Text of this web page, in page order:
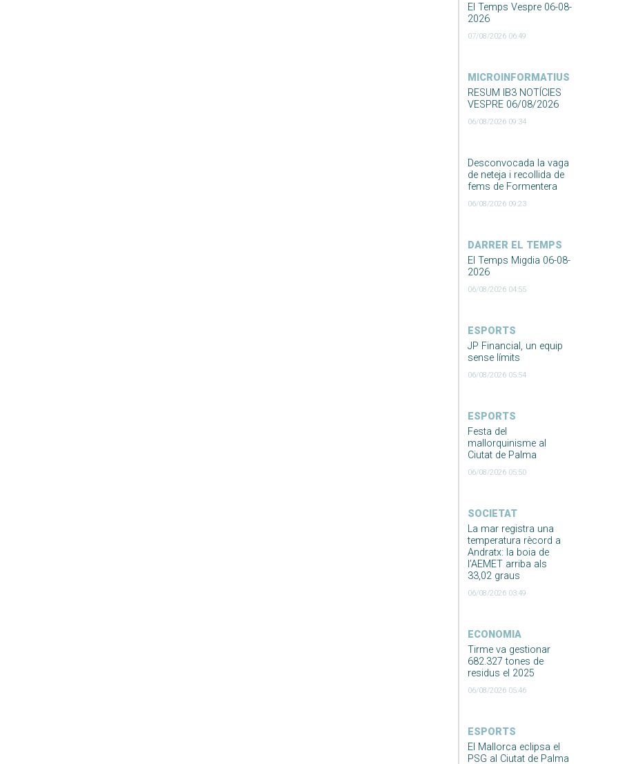
El Temps Vespre 06-08-
2026
07/08/2026 06:49
MICROINFORMATIUS
RESUM IB3 NOTÍCIES
VESPRE 06/08/2026
06/08/2026 09:34
Desconvocada la vaga
de neteja i recollida de
fems de Formentera
06/08/2026 09:23
DARRER EL TEMPS
El Temps Migdia 06-08-
2026
06/08/2026 04:55
ESPORTS
JP Financial, un equip
sense límits
06/08/2026 05:54
ESPORTS
Festa del
mallorquinisme al
Ciutat de Palma
06/08/2026 05:50
SOCIETAT
La mar registra una
temperatura rècord a
Andratx: la boia de
l’AEMET arriba als
33,02 graus
06/08/2026 03:49
ECONOMIA
Tirme va gestionar
682.327 tones de
residus el 2025
06/08/2026 05:46
ESPORTS
El Mallorca eclipsa el
PSG al Ciutat de Palma